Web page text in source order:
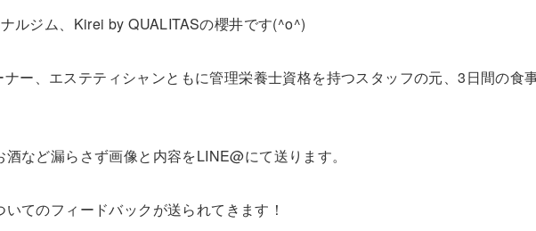
ルジム、Kirei by QUALITASの櫻井です(^o^)
ー、エステティシャンともに管理栄養士資格を持つスタッフの元、3日間の食
など漏らさず画像と内容をLINE@にて送ります。
てのフィードバックが送られてきます！